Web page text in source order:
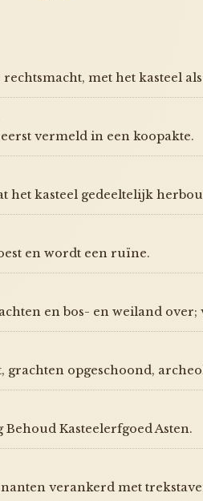
met het kasteel
vermeld in een koopakte.
het kasteel gedeeltelijk
en wordt een ruïne.
en bos- en weiland
grachten opgeschoond,
Kasteelerfgoed Asten.
verankerd met